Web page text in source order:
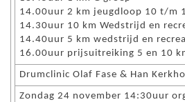
14.00uur 2 km jeugdloop 10 t/m
14.30uur 10 km Wedstrijd en
14.40uur 5 km wedstrijd en
16.00uur prijsuitreiking 5 en 10
Drumclinic Olaf Fase & Han
Zondag 24 november 14:30uur